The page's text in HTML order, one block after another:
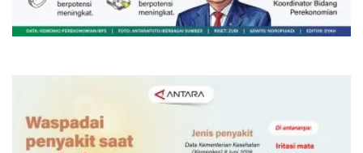
Kemarin 15:00